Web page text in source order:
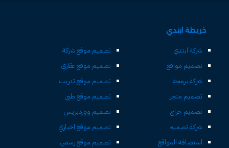
خريطة ابتدي
شركة ابتدي
تصميم مواقع
شركة برمجة
تصميم متجر
تصميم حراج
شركة تصميم
استضافة المواقع
تصميم موقع شركة
تصميم موقع عقاري
تصميم موقع تدريب
تصميم موقع طبي
تصميم ووردبريس
تصميم موقع اخباري
تصميم موقع رسمي